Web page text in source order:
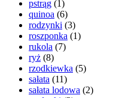
pstrąg (1)
quinoa (6)
rodzynki (3)
roszponka (1)
rukola (7)
ryż (8)
rzodkiewka (5)
sałata (11)
sałata lodowa (2)